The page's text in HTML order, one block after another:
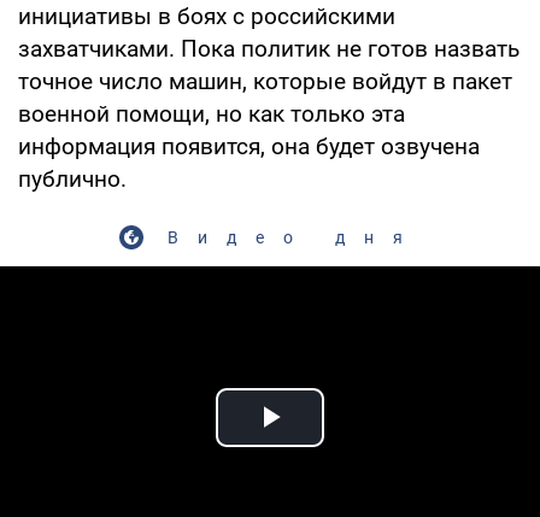
инициативы в боях с российскими
захватчиками. Пока политик не готов назвать
точное число машин, которые войдут в пакет
военной помощи, но как только эта
информация появится, она будет озвучена
публично.
Видео дня
Play Video